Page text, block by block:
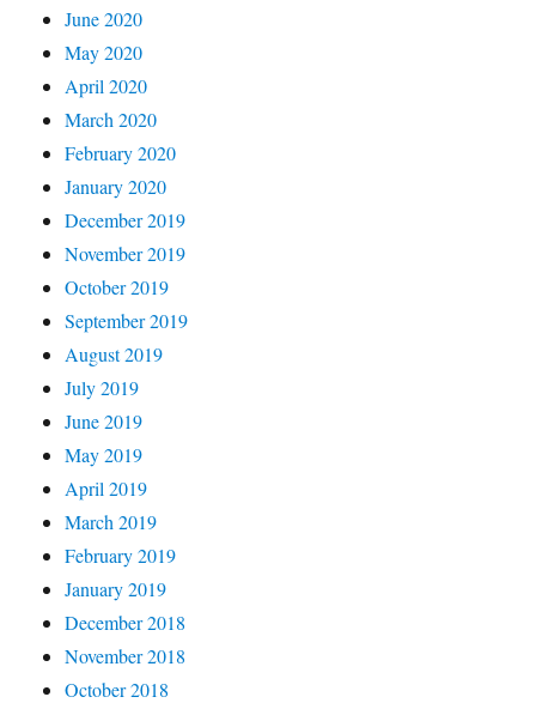
June 2020
May 2020
April 2020
March 2020
February 2020
January 2020
December 2019
November 2019
October 2019
September 2019
August 2019
July 2019
June 2019
May 2019
April 2019
March 2019
February 2019
January 2019
December 2018
November 2018
October 2018